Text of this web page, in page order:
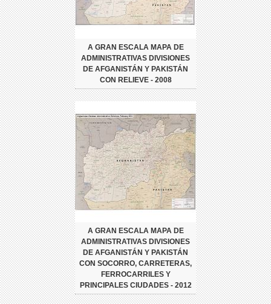
A GRAN ESCALA MAPA DE
ADMINISTRATIVAS DIVISIONES
DE AFGANISTÁN Y PAKISTÁN
CON RELIEVE - 2008
A GRAN ESCALA MAPA DE
ADMINISTRATIVAS DIVISIONES
DE AFGANISTÁN Y PAKISTÁN
CON SOCORRO, CARRETERAS,
FERROCARRILES Y
PRINCIPALES CIUDADES - 2012